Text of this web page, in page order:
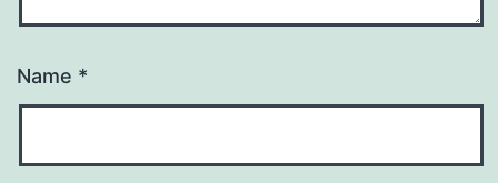
Name *